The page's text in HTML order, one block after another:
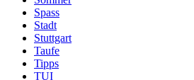
Spass
Stadt
Stuttgart
Taufe
Tipps
TUI